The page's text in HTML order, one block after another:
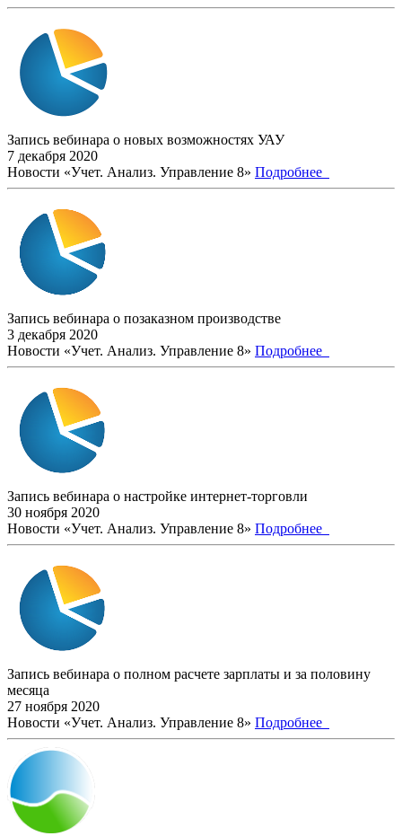
Запись вебинара о новых возможностях УАУ
7 декабря 2020
Новости «Учет. Анализ. Управление 8» Подробнее
Запись вебинара о позаказном производстве
3 декабря 2020
Новости «Учет. Анализ. Управление 8» Подробнее
Запись вебинара о настройке интернет-торговли
30 ноября 2020
Новости «Учет. Анализ. Управление 8» Подробнее
Запись вебинара о полном расчете зарплаты и за половину
месяца
27 ноября 2020
Новости «Учет. Анализ. Управление 8» Подробнее